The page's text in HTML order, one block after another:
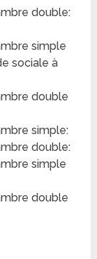
double:
simple
sociale à
double
simple:
double:
simple
double